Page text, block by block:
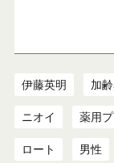
伊藤英明 加
ニオイ 薬用
ロート 男性